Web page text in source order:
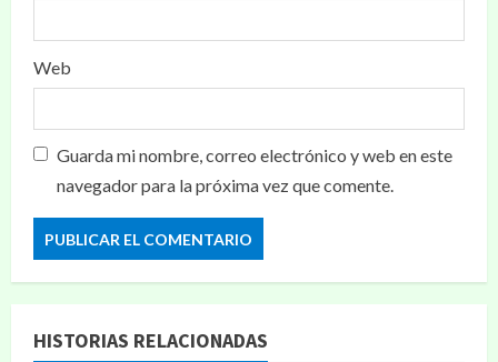
Web
Guarda mi nombre, correo electrónico y web en este
navegador para la próxima vez que comente.
HISTORIAS RELACIONADAS